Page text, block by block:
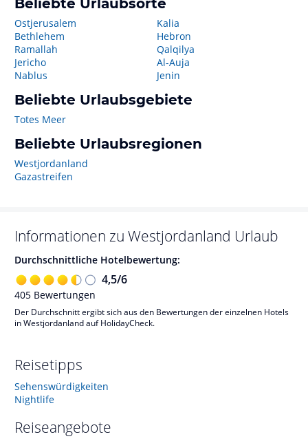
Beliebte Urlaubsorte
Ostjerusalem
Bethlehem
Ramallah
Jericho
Nablus
Kalia
Hebron
Qalqilya
Al-Auja
Jenin
Beliebte Urlaubsgebiete
Totes Meer
Beliebte Urlaubsregionen
Westjordanland
Gazastreifen
Informationen zu Westjordanland Urlaub
Durchschnittliche Hotelbewertung:
4,5/6
405 Bewertungen
Der Durchschnitt ergibt sich aus den Bewertungen der einzelnen Hotels
in Westjordanland auf HolidayCheck.
Reisetipps
Sehenswürdigkeiten
Nightlife
Reiseangebote